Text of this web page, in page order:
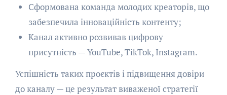
Сформована команда молодих креаторів, що
забезпечила інноваційність контенту;
Канал активно розвивав цифрову
присутність — YouTube, TikTok, Instagram.
Успішність таких проєктів і підвищення довіри
до каналу — це результат виваженої стратегії